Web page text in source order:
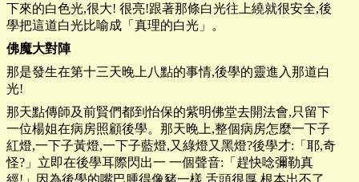
下來的白色光,很大! 很亮!跟著那條白光往上繞就很安全,後
學把這道白光比喻成「真理的白光」。
佛魔大對陣
那是發生在第十三天晚上八點的事情,後學的靈進入那道白
光!
那天點傳師及前賢們都到怡保的紫明佛堂去開法會,只留下
一位楊姐在病房照顧後學。那天晚上,整個病房怎麼一下子
紅燈,一下子黃燈,一下子藍燈,又綠燈又黑燈?後學才:「耶,奇
怪?」立即在後學耳際閃出一 一個聲音:「趕快唸彌勒真
經!」因為後學的嘴巴腫得像豬一樣,舌頭很厚,根本出不了